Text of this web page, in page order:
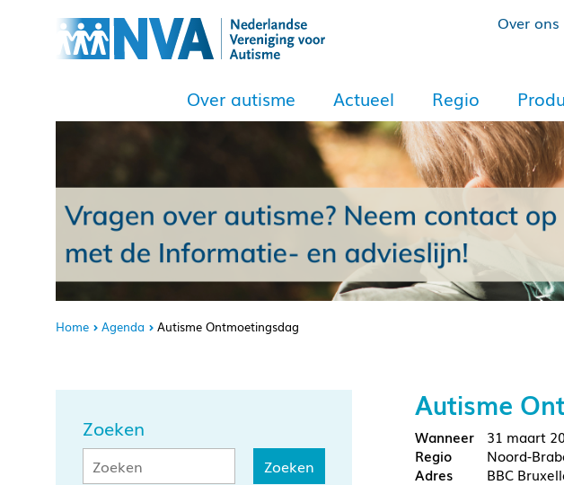
Over ons
Over autisme Actueel Regio
Home Agenda Autisme Ontmoetingsdag
Zoeken
Autisme
31 maart
Noord-
BBC